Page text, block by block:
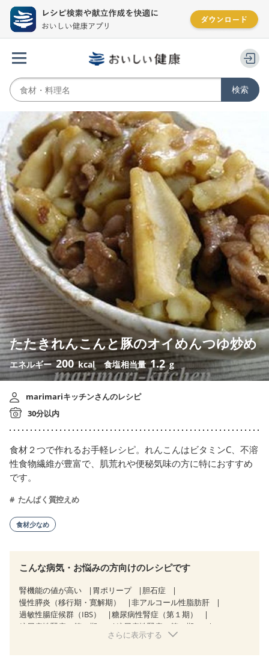
たたきれんこんと豚のオイめんつゆ炒め
エネルギー200 kcal 食塩相当量1.2 g
marimariキッチンさんのレシピ
30分以内
食材２つで作れるお手軽レシピ。れんこんはビタミンC、不溶
性食物繊維が豊富で、肌荒れや便秘気味の方に特におすすめ
です。
たんぱく質控えめ
食材少なめ
こんな病気・お悩みの方向けのレシピです
腎機能の値が高い 胃ポリープ
胆石症
慢性膵炎（移行期・寛解期）
非アルコール性脂肪肝
過敏性腸症候群（IBS）
糖尿病性腎症（第１期）
糖尿病性腎症（第２期）
糖尿病性腎症（第３期）
CKD（ステージ２）
さらに表示する